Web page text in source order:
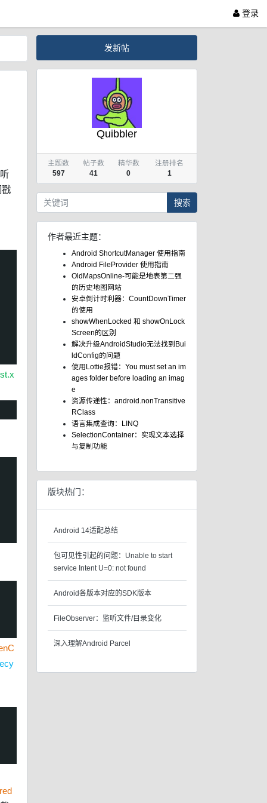
登录
发新帖
Quibbler
主题数
597
帖子数
41
精华数
0
注册排名
1
搜索
作者最近主题：
Android ShortcutManager 使用指南
Android FileProvider 使用指南
OldMapsOnline-可能是地表第二强
的历史地图网站
安卓倒计时利器：CountDownTimer
的使用
showWhenLocked 和 showOnLock
Screen的区别
解决升级AndroidStudio无法找到Bui
ldConfig的问题
使用Lottie报错：You must set an im
ages folder before loading an imag
e
资源传递性：android.nonTransitive
RClass
语言集成查询：LINQ
SelectionContainer：实现文本选择
与复制功能
版块热门：
Android 14适配总结
包可见性引起的问题：Unable to start
service Intent U=0: not found
Android各版本对应的SDK版本
FileObserver：监听文件/目录变化
深入理解Android Parcel